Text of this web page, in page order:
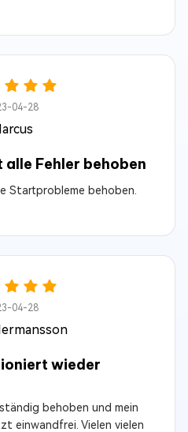
04-28
Fehler behoben
Startprobleme behoben.
04-28
wieder
behoben und mein
einwandfrei. Vielen vielen